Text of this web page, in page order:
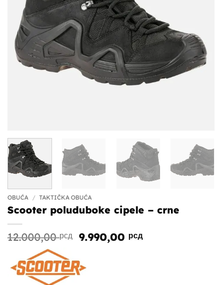
OBUĆA / TAKTIČKA OBUĆA
Scooter poluduboke cipele – crne
12.000,00рсд
Originalna
je
bila:
12.000,00 рсд.
9.990,00 рсдTrenutna